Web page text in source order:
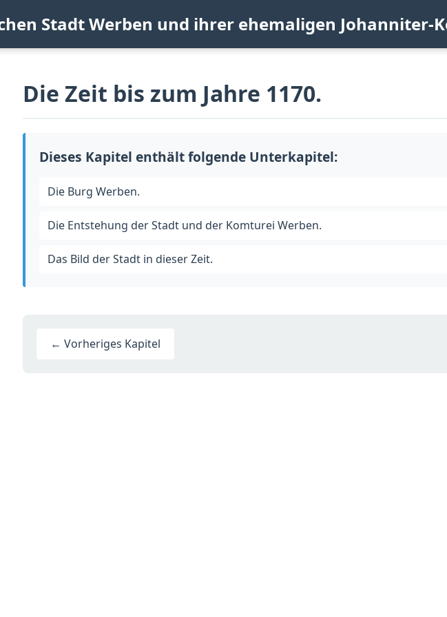
Stadt Werben und ihrer ehemaligen Johanniter-
Die Zeit bis zum Jahre 1170.
Dieses Kapitel enthält folgende Unterkapitel:
Die Burg Werben.
Die Entstehung der Stadt und der Komturei Werben.
Das Bild der Stadt in dieser Zeit.
← Vorheriges Kapitel